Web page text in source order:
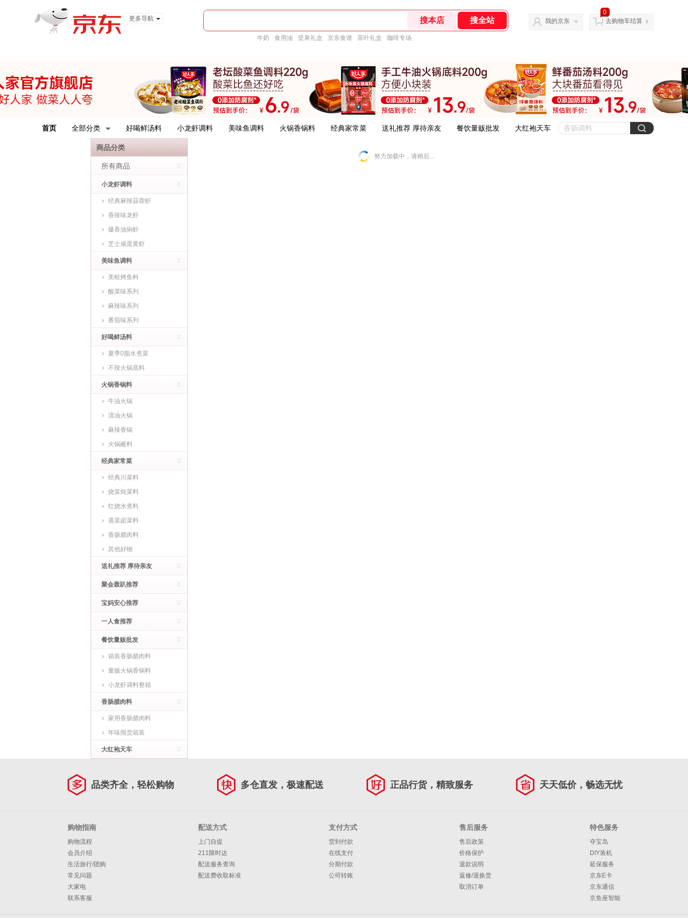
更多导航
牛奶 食用油 坚果礼盒 京东食谱 茶叶礼盒 咖啡专场
我的京东
0
去购物车结算
首页 全部分类 好喝鲜汤料 小龙虾调料 美味鱼调料 火锅香锅料 经典家常菜 送礼推荐 厚待亲友 餐饮量贩批发 大红袍天车
商品分类
所有商品
小龙虾调料
经典麻辣蒜蓉虾
香辣味龙虾
爆香油焖虾
芝士咸蛋黄虾
美味鱼调料
美蛙烤鱼料
酸菜味系列
麻辣味系列
番茄味系列
好喝鲜汤料
夏季0脂水煮菜
不辣火锅底料
火锅香锅料
牛油火锅
清油火锅
麻辣香锅
火锅蘸料
经典家常菜
经典川菜料
烧菜炖菜料
红烧水煮料
蒸菜卤菜料
香肠腊肉料
其他好物
送礼推荐 厚待亲友
聚会轰趴推荐
宝妈安心推荐
一人食推荐
餐饮量贩批发
箱装香肠腊肉料
量贩火锅香锅料
小龙虾调料整箱
香肠腊肉料
家用香肠腊肉料
年味囤货箱装
大红袍天车
努力加载中，请稍后...
品类齐全，轻松购物 多仓直发，极速配送 正品行货，精致服务 天天低价，畅选无忧
购物指南
购物流程
会员介绍
生活旅行/团购
常见问题
大家电
联系客服
配送方式
上门自提
211限时达
配送服务查询
配送费收取标准
支付方式
货到付款
在线支付
分期付款
公司转账
售后服务
售后政策
价格保护
退款说明
返修/退换货
取消订单
特色服务
夺宝岛
DIY装机
延保服务
京东E卡
京东通信
京鱼座智能